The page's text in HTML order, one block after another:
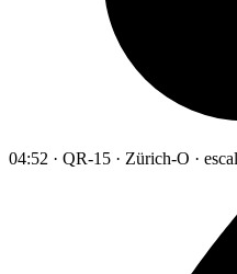
04:52 · QR-15 · Zürich-O ·